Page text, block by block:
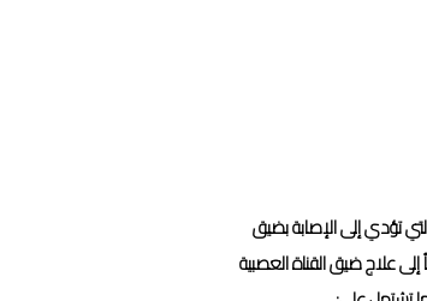
تؤدي إلى الإصابة بضيق
علاج ضيق القناة العصبية